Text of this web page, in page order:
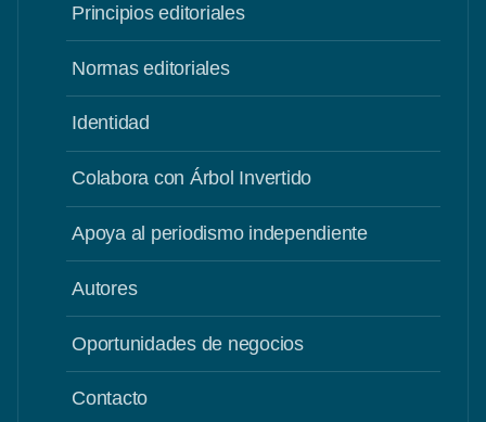
Principios editoriales
Normas editoriales
Identidad
Colabora con Árbol Invertido
Apoya al periodismo independiente
Autores
Oportunidades de negocios
Contacto